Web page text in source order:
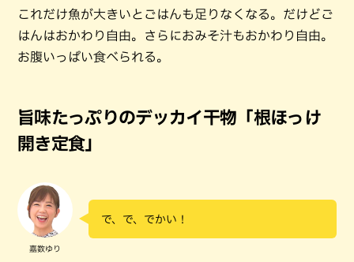
これだけ魚が大きいとごはんも足りなくなる。だけどご
はんはおかわり自由。さらにおみそ汁もおかわり自由。
お腹いっぱい食べられる。
旨味たっぷりのデッカイ干物「根ほっけ
開き定食」
嘉数ゆり
で、で、でかい！